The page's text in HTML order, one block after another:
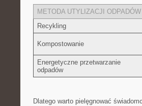
METODA ⁤UTYLIZACJI ODPADÓW
Recykling
Kompostowanie
Energetyczne przetwarzanie
odpadów
Dlatego warto pielęgnować